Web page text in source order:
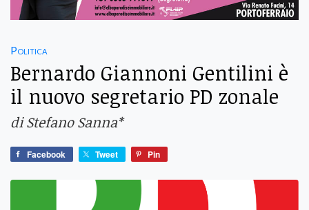
Politica
Bernardo Giannoni Gentilini è
il nuovo segretario PD zonale
di Stefano Sanna*
Facebook Tweet Pin